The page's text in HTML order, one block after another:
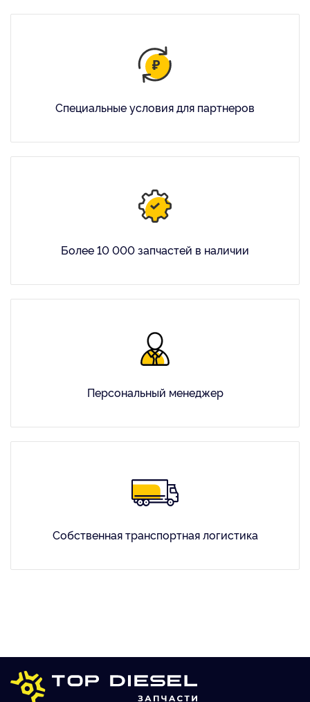
Специальные условия для партнеров
Более 10 000 запчастей в наличии
Персональный менеджер
Собственная транспортная логистика